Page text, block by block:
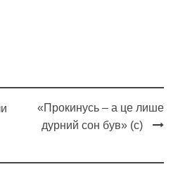
«Прокинусь – а це лише
дурний сон був» (с)